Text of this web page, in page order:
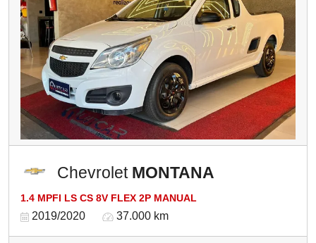
Chevrolet MONTANA
1.4 MPFI LS CS 8V FLEX 2P MANUAL
2019/2020 37.000 km